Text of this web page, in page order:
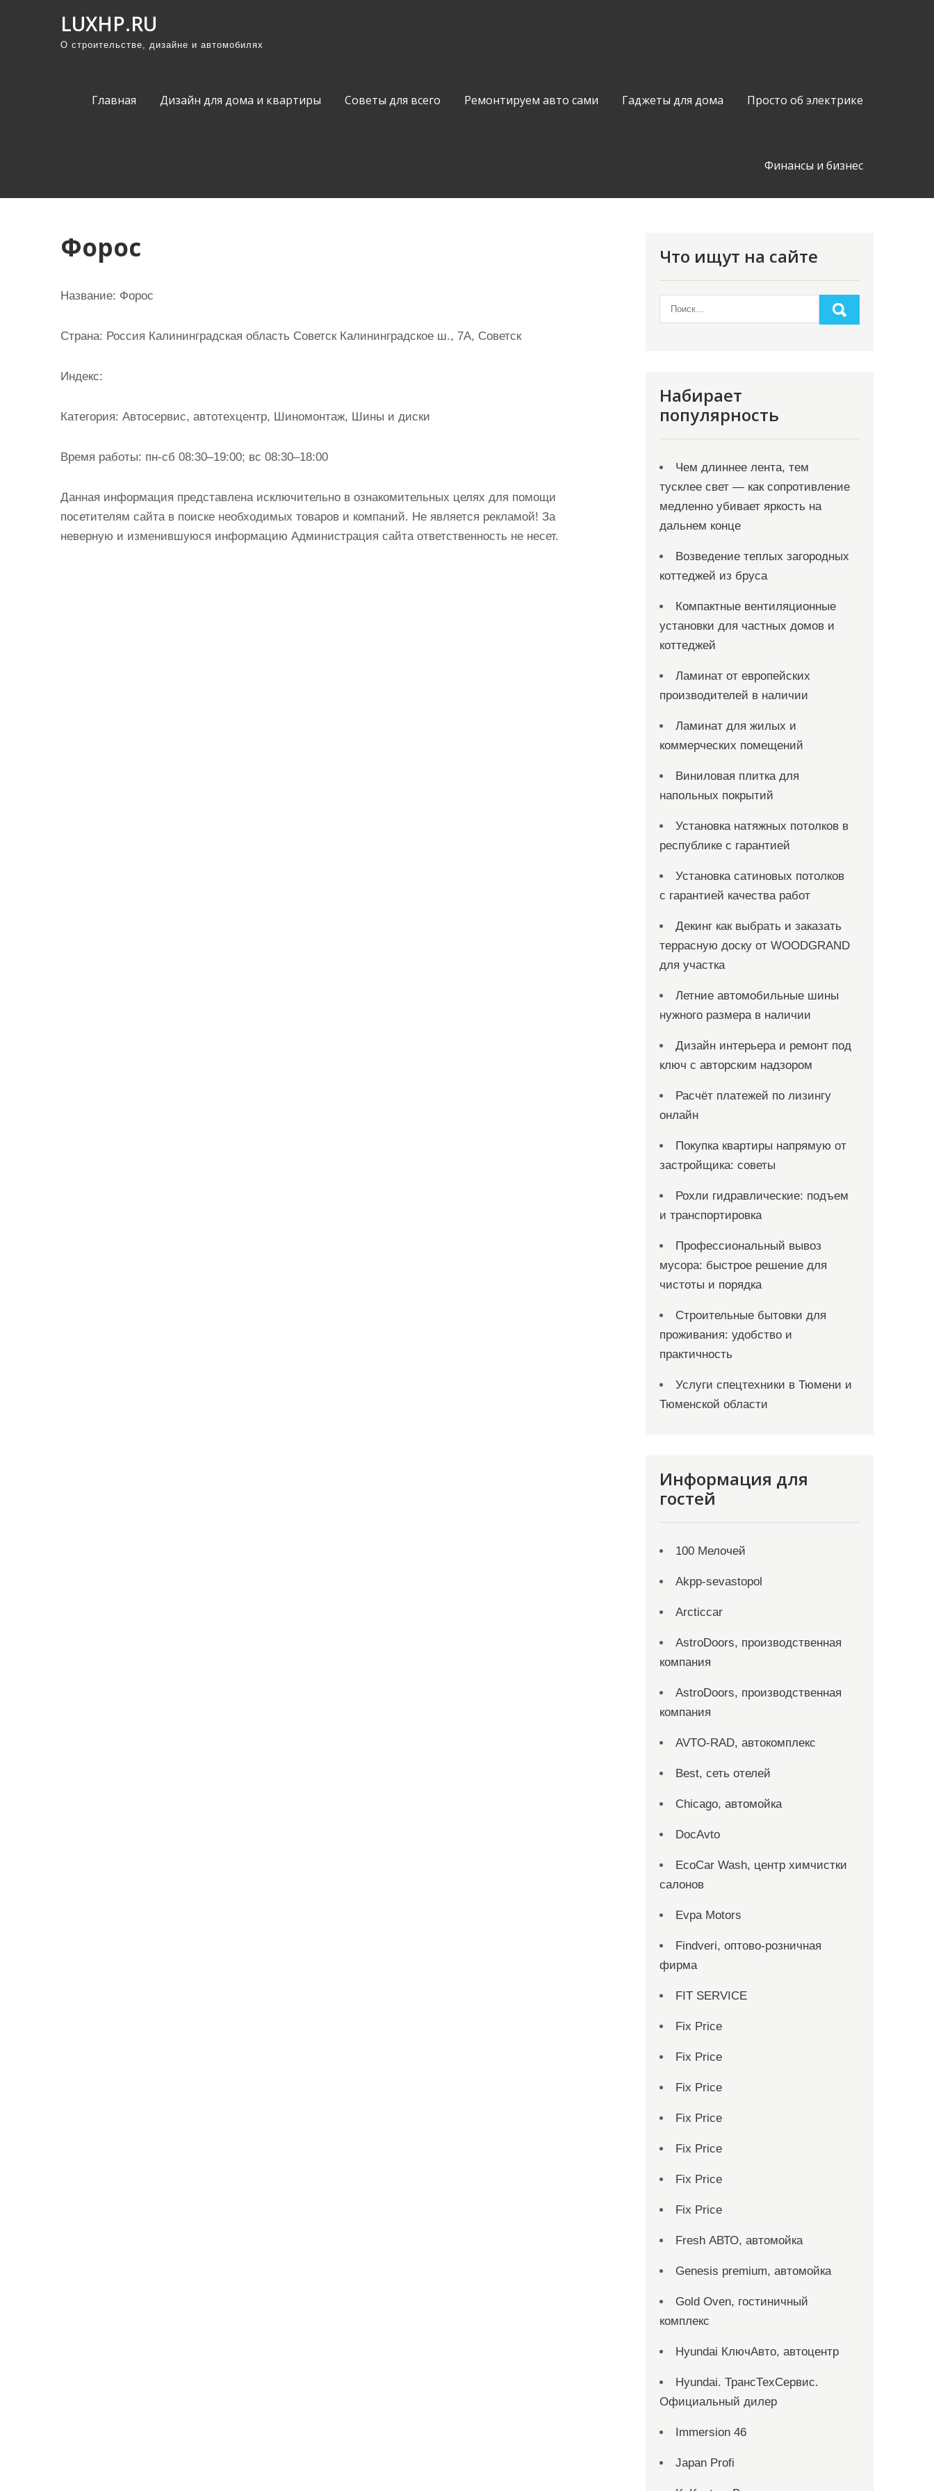
LUXHP.RU
О строительстве, дизайне и автомобилях
Главная Дизайн для дома и квартиры Советы для всего Ремонтируем авто сами Гаджеты для дома Просто об электрике
Финансы и бизнес
Форос
Название: Форос
Страна: Россия Калининградская область Советск Калининградское ш., 7А, Советск
Индекс:
Категория: Автосервис, автотехцентр, Шиномонтаж, Шины и диски
Время работы: пн-сб 08:30–19:00; вс 08:30–18:00
Данная информация представлена исключительно в ознакомительных целях для помощи
посетителям сайта в поиске необходимых товаров и компаний. Не является рекламой! За
неверную и изменившуюся информацию Администрация сайта ответственность не несет.
Что ищут на сайте
Набирает
популярность
Чем длиннее лента, тем
тусклее свет — как сопротивление
медленно убивает яркость на
дальнем конце
Возведение теплых загородных
коттеджей из бруса
Компактные вентиляционные
установки для частных домов и
коттеджей
Ламинат от европейских
производителей в наличии
Ламинат для жилых и
коммерческих помещений
Виниловая плитка для
напольных покрытий
Установка натяжных потолков в
республике с гарантией
Установка сатиновых потолков
с гарантией качества работ
Декинг как выбрать и заказать
террасную доску от WOODGRAND
для участка
Летние автомобильные шины
нужного размера в наличии
Дизайн интерьера и ремонт под
ключ с авторским надзором
Расчёт платежей по лизингу
онлайн
Покупка квартиры напрямую от
застройщика: советы
Рохли гидравлические: подъем
и транспортировка
Профессиональный вывоз
мусора: быстрое решение для
чистоты и порядка
Строительные бытовки для
проживания: удобство и
практичность
Услуги спецтехники в Тюмени и
Тюменской области
Информация для
гостей
100 Мелочей
Akpp-sevastopol
Arcticcar
AstroDoors, производственная
компания
AstroDoors, производственная
компания
AVTO-RAD, автокомплекс
Best, сеть отелей
Chicago, автомойка
DocAvto
EcoCar Wash, центр химчистки
салонов
Evpa Motors
Findveri, оптово-розничная
фирма
FIT SERVICE
Fix Price
Fix Price
Fix Price
Fix Price
Fix Price
Fix Price
Fix Price
Fresh АВТО, автомойка
Genesis premium, автомойка
Gold Oven, гостиничный
комплекс
Hyundai КлючАвто, автоцентр
Hyundai. ТрансТехСервис.
Официальный дилер
Immersion 46
Japan Profi